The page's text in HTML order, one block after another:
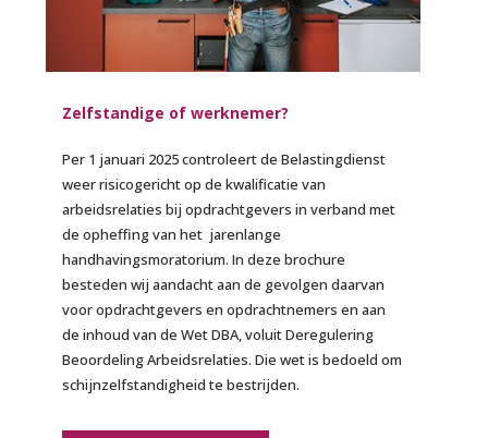
Zelfstandige of werknemer?
Per 1 januari 2025 controleert de Belastingdienst
weer risicogericht op de kwalificatie van
arbeidsrelaties bij opdrachtgevers in verband met
de opheffing van het jarenlange
handhavingsmoratorium. In deze brochure
besteden wij aandacht aan de gevolgen daarvan
voor opdrachtgevers en opdrachtnemers en aan
de inhoud van de Wet DBA, voluit Deregulering
Beoordeling Arbeidsrelaties. Die wet is bedoeld om
schijnzelfstandigheid te bestrijden.